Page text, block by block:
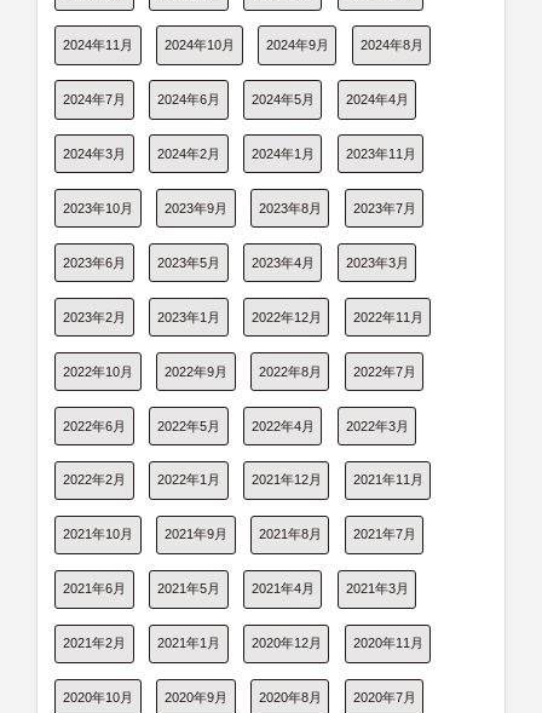
2024年11月 2024年10月 2024年9月 2024年8月
2024年7月 2024年6月 2024年5月 2024年4月
2024年3月 2024年2月 2024年1月 2023年11月
2023年10月 2023年9月 2023年8月 2023年7月
2023年6月 2023年5月 2023年4月 2023年3月
2023年2月 2023年1月 2022年12月 2022年11月
2022年10月 2022年9月 2022年8月 2022年7月
2022年6月 2022年5月 2022年4月 2022年3月
2022年2月 2022年1月 2021年12月 2021年11月
2021年10月 2021年9月 2021年8月 2021年7月
2021年6月 2021年5月 2021年4月 2021年3月
2021年2月 2021年1月 2020年12月 2020年11月
2020年10月 2020年9月 2020年8月 2020年7月